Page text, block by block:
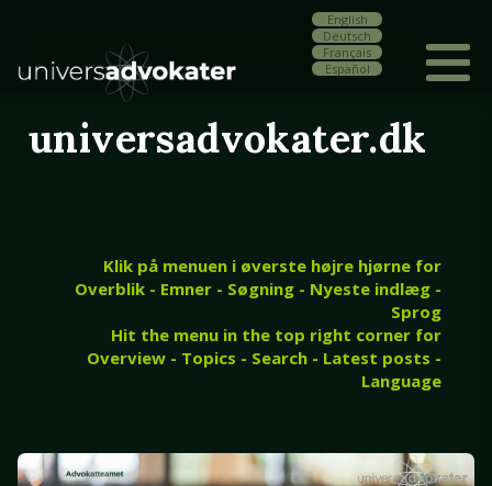
English
Deutsch
Français
Español
universadvokater.dk
Klik på menuen i øverste højre hjørne for
Overblik - Emner - Søgning - Nyeste indlæg -
Sprog
Hit the menu in the top right corner for
Overview - Topics - Search - Latest posts -
Language